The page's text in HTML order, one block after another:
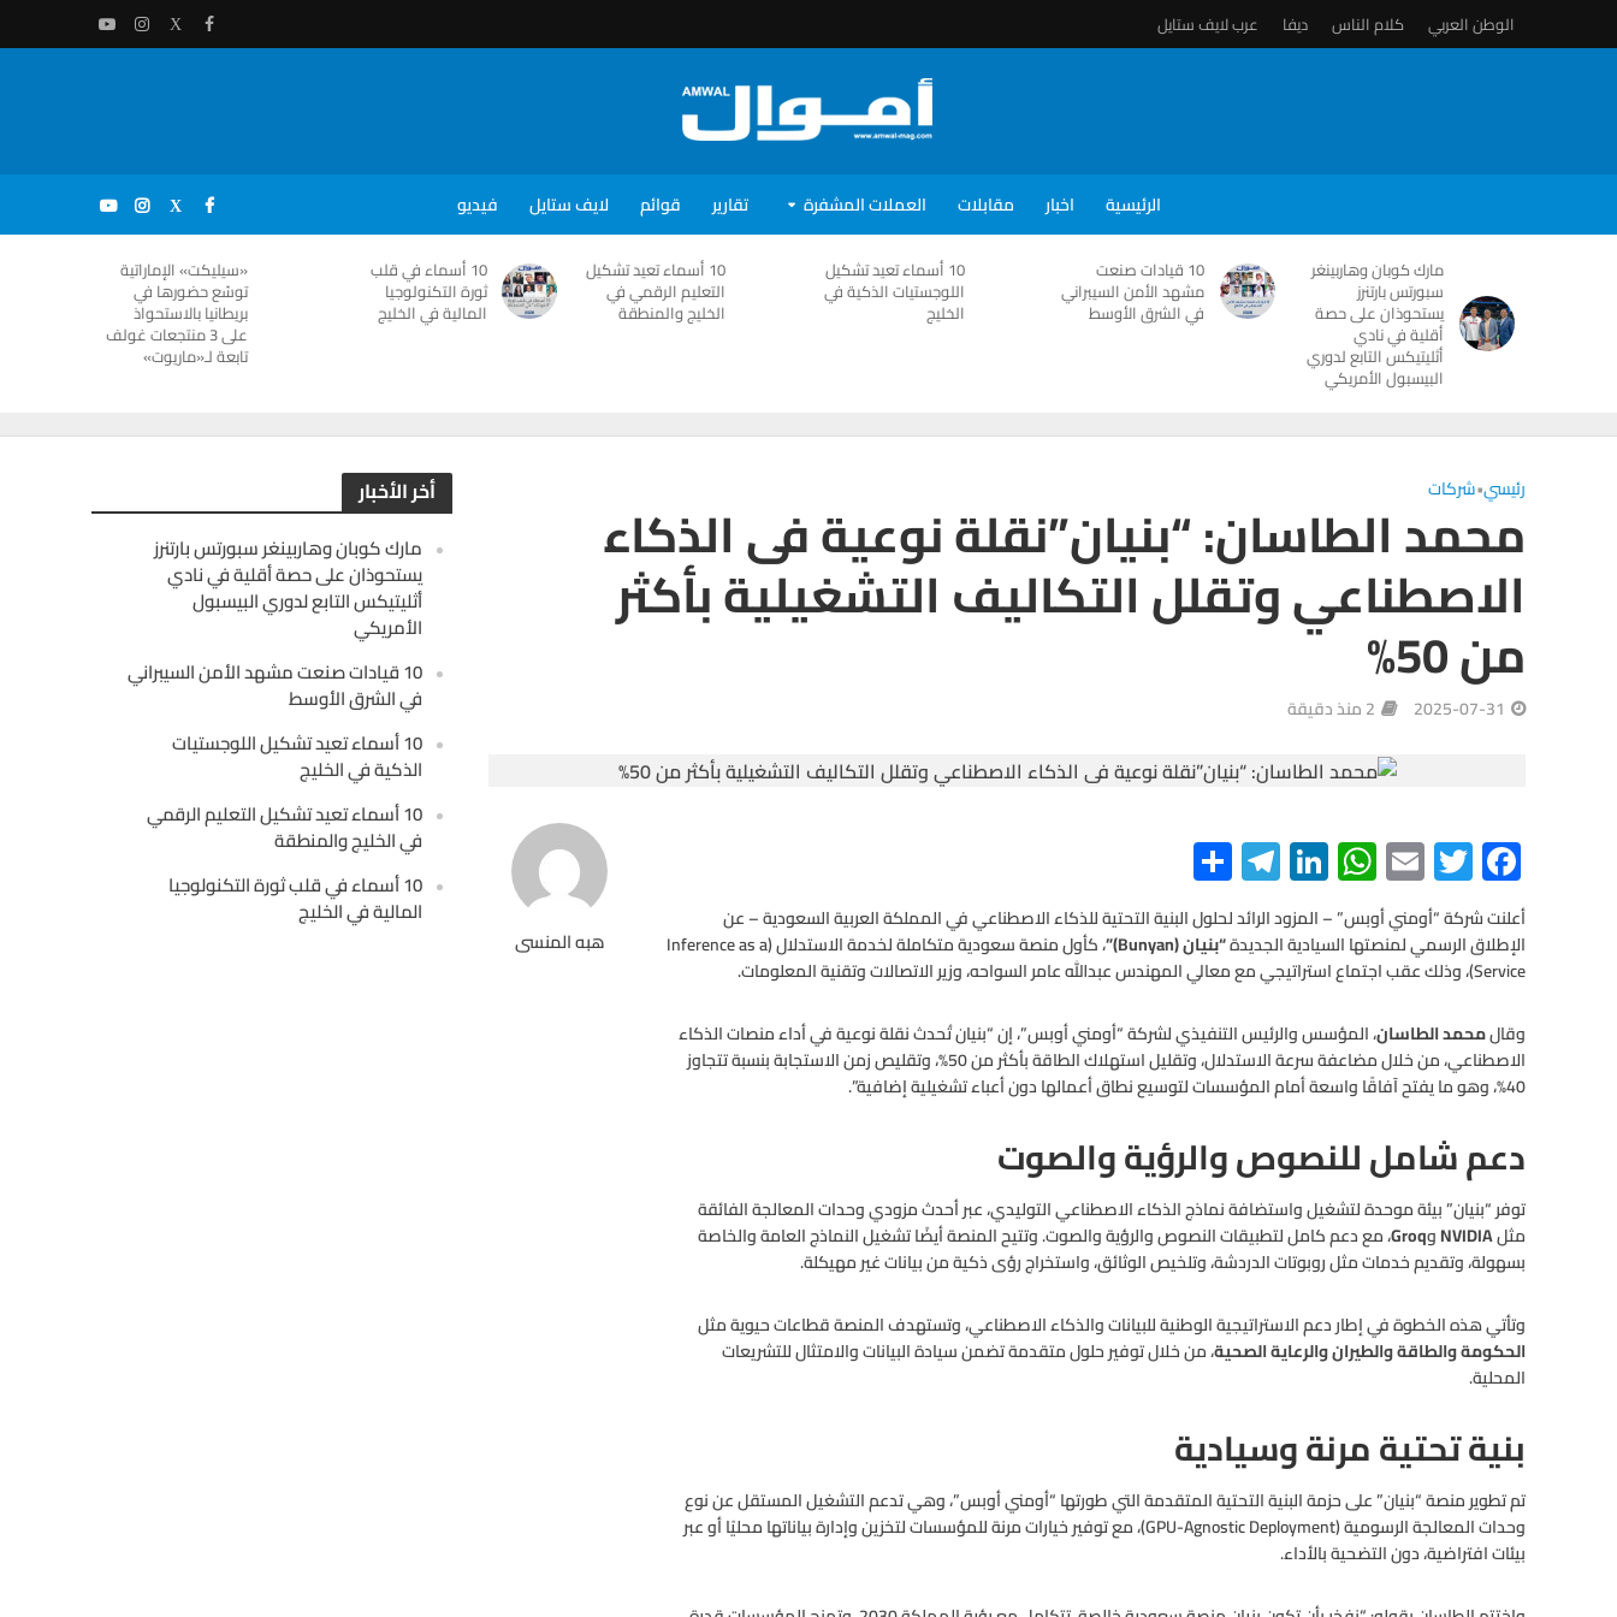
الوطن العربي كلام الناس ديفا عرب لايف ستايل
الرئيسية اخبار مقابلات العملات المشفرة تقارير قوائم لايف ستايل فيديو
مارك كوبان وهاربينغر
سبورتس بارتنرز
يستحوذان على حصة
أقلية في نادي
أثليتيكس التابع لدوري
البيسبول الأمريكي
10 قيادات صنعت
مشهد الأمن السيبراني
في الشرق الأوسط
10 أسماء تعيد تشكيل
اللوجستيات الذكية في
الخليج
10 أسماء تعيد تشكيل
التعليم الرقمي في
الخليج والمنطقة
10 أسماء في قلب
ثورة التكنولوجيا
المالية في الخليج
«سيليكت» الإماراتية
توسّع حضورها في
بريطانيا بالاستحواذ
على 3 منتجعات غولف
تابعة لـ«ماريوت»
أخر الأخبار
مارك كوبان وهاربينغر سبورتس بارتنرز
يستحوذان على حصة أقلية في نادي
أثليتيكس التابع لدوري البيسبول
الأمريكي
10 قيادات صنعت مشهد الأمن السيبراني
في الشرق الأوسط
10 أسماء تعيد تشكيل اللوجستيات
الذكية في الخليج
10 أسماء تعيد تشكيل التعليم الرقمي
في الخليج والمنطقة
10 أسماء في قلب ثورة التكنولوجيا
المالية في الخليج
رئيسي•شركات
محمد الطاسان: “بنيان”نقلة نوعية فى الذكاء
الاصطناعي وتقلل التكاليف التشغيلية بأكثر
من 50%
2025-07-31 2 منذ دقيقة
هبه المنسى
F
ac
e
b
o
o
k
T
wi
tt
er
E
m
ail
W
h
at
s
A
p
p
Li
n
ke
dI
n
Te
le
gr
a
m
S
h
ar
e
أعلنت شركة “أومني أوبس” – المزود الرائد لحلول البنية التحتية للذكاء الاصطناعي في المملكة العربية السعودية – عن
الإطلاق الرسمي لمنصتها السيادية الجديدة“بنيان (Bunyan)”
، كأول منصة سعودية متكاملة لخدمة الاستدلال (Inference as a
Service)، وذلك عقب اجتماع استراتيجي مع معالي المهندس عبدالله عامر السواحه، وزير الاتصالات وتقنية المعلومات.
وقالمحمد الطاسان، المؤسس والرئيس التنفيذي لشركة “أومني أوبس”، إن “بنيان تُحدث نقلة نوعية في أداء منصات الذكاء
الاصطناعي، من خلال مضاعفة سرعة الاستدلال، وتقليل استهلاك الطاقة بأكثر من 50%، وتقليص زمن الاستجابة بنسبة تتجاوز
40%، وهو ما يفتح آفاقًا واسعة أمام المؤسسات لتوسيع نطاق أعمالها دون أعباء تشغيلية إضافية”.
دعم شامل للنصوص والرؤية والصوت
توفر “بنيان” بيئة موحدة لتشغيل واستضافة نماذج الذكاء الاصطناعي التوليدي، عبر أحدث مزودي وحدات المعالجة الفائقة
مثلNVIDIAوGroq، مع دعم كامل لتطبيقات النصوص والرؤية والصوت. وتتيح المنصة أيضًا تشغيل النماذج العامة والخاصة
بسهولة، وتقديم خدمات مثل روبوتات الدردشة، وتلخيص الوثائق، واستخراج رؤى ذكية من بيانات غير مهيكلة.
وتأتي هذه الخطوة في إطار دعم الاستراتيجية الوطنية للبيانات والذكاء الاصطناعي، وتستهدف المنصة قطاعات حيوية مثل
الحكومة والطاقة والطيران والرعاية الصحية، من خلال توفير حلول متقدمة تضمن سيادة البيانات والامتثال للتشريعات
المحلية.
بنية تحتية مرنة وسيادية
تم تطوير منصة “بنيان” على حزمة البنية التحتية المتقدمة التي طورتها “أومني أوبس”، وهي تدعم التشغيل المستقل عن نوع
وحدات المعالجة الرسومية (GPU-Agnostic Deployment)، مع توفير خيارات مرنة للمؤسسات لتخزين وإدارة بياناتها محليًا أو عبر
بيئات افتراضية، دون التضحية بالأداء.